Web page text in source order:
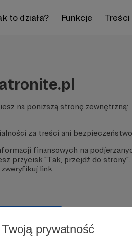
prywatność
to działa? Funkcje Treści
na poniższą stronę zewnętrzną:
za treści ani
finansowych na
przycisk "Tak, przejdź do strony".
link.